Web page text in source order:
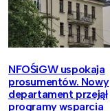
NFOŚiGW uspokaja
prosumentów. Nowy
departament przejął
programy wsparcia